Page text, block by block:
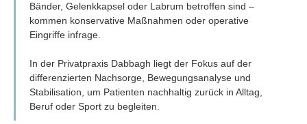
Bänder, Gelenkkapsel oder Labrum betroffen sind –
kommen konservative Maßnahmen oder operative
Eingriffe infrage.
In der Privatpraxis Dabbagh liegt der Fokus auf der
differenzierten Nachsorge, Bewegungsanalyse und
Stabilisation, um Patienten nachhaltig zurück in Alltag,
Beruf oder Sport zu begleiten.